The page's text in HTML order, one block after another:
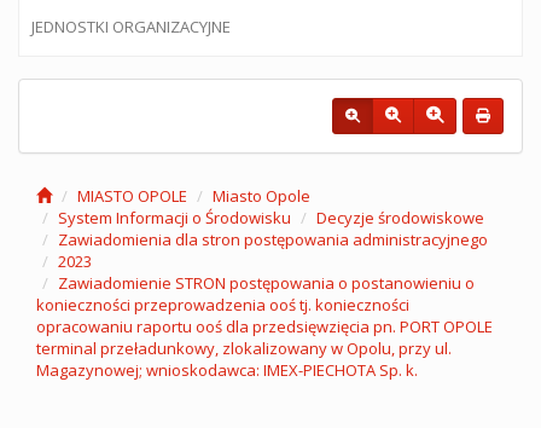
JEDNOSTKI ORGANIZACYJNE
MIASTO OPOLE
Miasto Opole
System Informacji o Środowisku
Decyzje środowiskowe
Zawiadomienia dla stron postępowania administracyjnego
2023
Zawiadomienie STRON postępowania o postanowieniu o
konieczności przeprowadzenia ooś tj. konieczności
opracowaniu raportu ooś dla przedsięwzięcia pn. PORT OPOLE
terminal przeładunkowy, zlokalizowany w Opolu, przy ul.
Magazynowej; wnioskodawca: IMEX-PIECHOTA Sp. k.